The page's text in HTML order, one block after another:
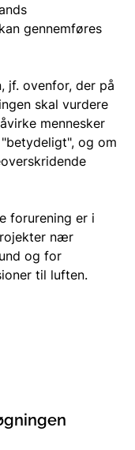
gennemføres
jf. ovenfor, der på
skal vurdere
mennesker
og om
forurening er i
nær
og for
til luften.